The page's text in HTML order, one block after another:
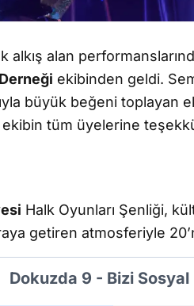
alkış alan
ekibinden geldi.
büyük beğeni toplayan
tüm üyelerine
Halk Oyunları Şenliği,
getiren atmosferiyle
Dokuzda 9 - Bizi